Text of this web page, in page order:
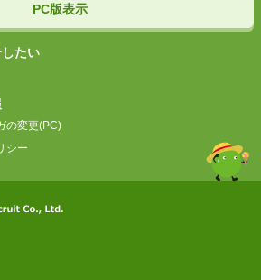
PC版表示
たい
の変更(PC)
シー